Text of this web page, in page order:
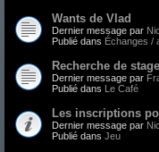
Wants de Vlad
Dernier message par
Publié dans Échanges /
Recherche de
Dernier message par
Publié dans Le Café
Les inscriptions
Dernier message par
Publié dans Jeu